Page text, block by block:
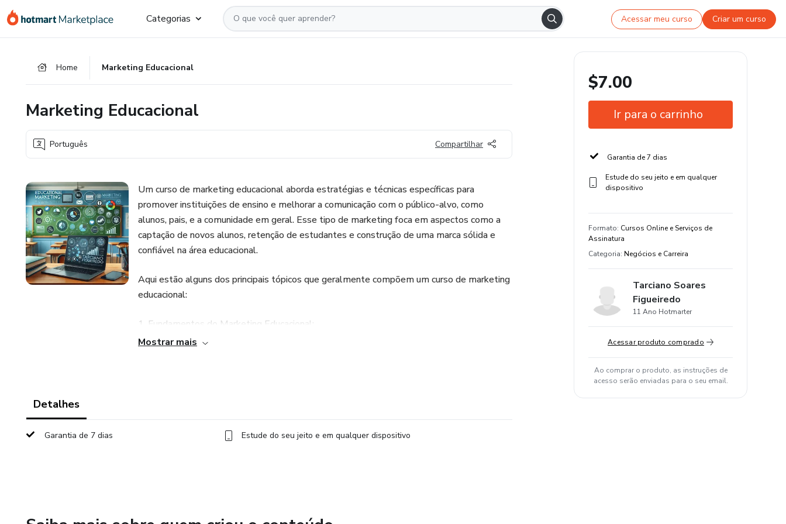
para
para
para
Categorias Acessar meu curso Criar um curso
Home Marketing Educacional
Marketing Educacional
Português Compartilhar
Um curso de marketing educacional aborda estratégias e técnicas específicas para
promover instituições de ensino e melhorar a comunicação com o público-alvo, como
alunos, pais, e a comunidade em geral. Esse tipo de marketing foca em aspectos como a
captação de novos alunos, retenção de estudantes e construção de uma marca sólida e
confiável na área educacional.
Aqui estão alguns dos principais tópicos que geralmente compõem um curso de marketing
educacional:
1. Fundamentos do Marketing Educacional:
3. Marketing Digital para o Setor Educacional:
Mostrar mais
Detalhes
Garantia de 7 dias Estude do seu jeito e em qualquer dispositivo
$7.00
Ir para o carrinho
Garantia de 7 dias
Estude do seu jeito e em qualquer
dispositivo
Formato: Cursos Online e Serviços de
Assinatura
Categoria: Negócios e Carreira
Tarciano Soares
Figueiredo
11 Ano Hotmarter
Acessar produto comprado
Ao comprar o produto, as instruções de
acesso serão enviadas para o seu email.